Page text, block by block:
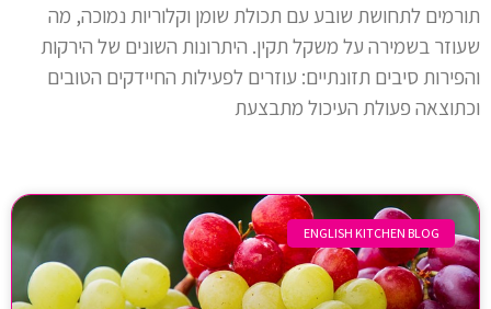
תורמים לתחושת שובע עם תכולת שומן וקלוריות נמוכה, מה
שעוזר בשמירה על משקל תקין. היתרונות השונים של הירקות
והפירות סיבים תזונתיים: עוזרים לפעילות החיידקים הטובים
וכתוצאה פעולת העיכול מתבצעת
ENGLISH KITCHEN BLOG